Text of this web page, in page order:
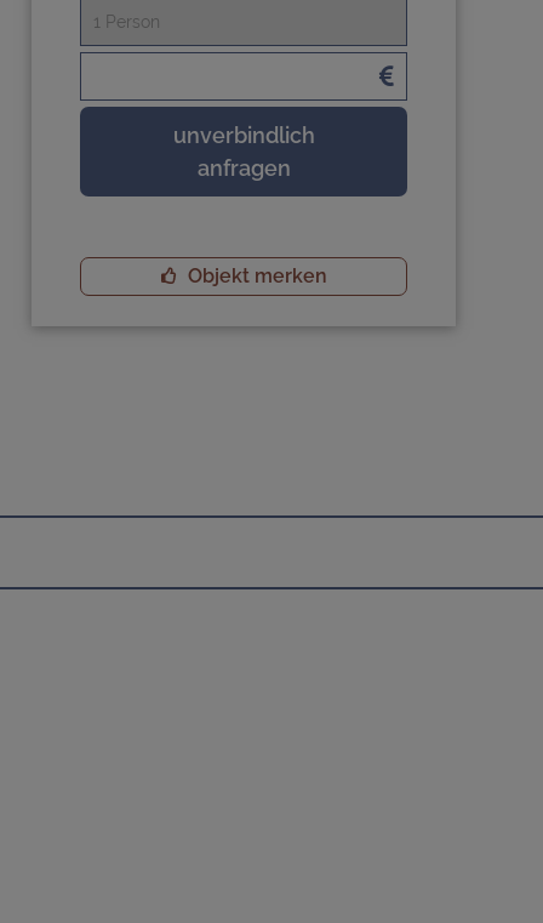
unverbindlich
anfragen
Objekt merken